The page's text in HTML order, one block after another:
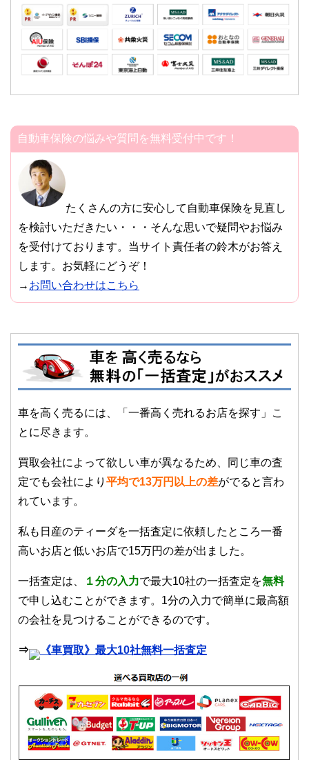
自動車保険の悩みや質問を無料受付中です！
たくさんの方に安心して自動車保険を見直し
を検討いただきたい・・・そんな思いで疑問やお悩み
を受付けております。当サイト責任者の鈴木がお答え
します。お気軽にどうぞ！
→ お問い合わせはこちら
車を高く売るには、「一番高く売れるお店を探す」こ
とに尽きます。
買取会社によって欲しい車が異なるため、同じ車の査
定でも会社により 平均で13万円以上の差がでると言わ
れています。
私も日産のティーダを一括査定に依頼したところ一番
高いお店と低いお店で15万円の差が出ました。
一括査定は、 １分の入力で最大10社の一括査定を無料
で申し込むことができます。1分の入力で簡単に最高額
の会社を見つけることができるのです。
⇒ 《車買取》最大10社無料一括査定